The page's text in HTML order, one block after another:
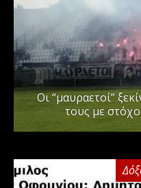
Οι “μαυραετοί”
τους με